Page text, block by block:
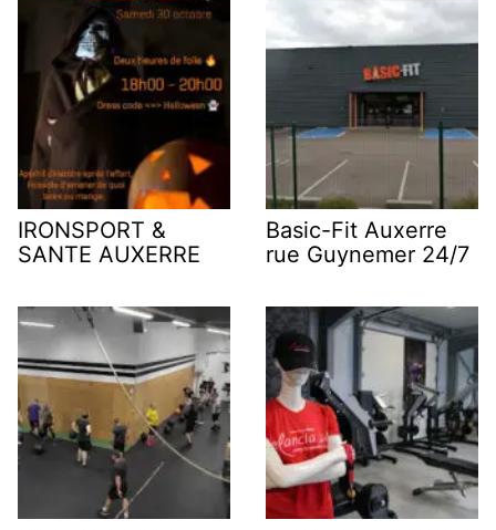
IRONSPORT &
SANTE AUXERRE
Basic-Fit Auxerre
rue Guynemer 24/7